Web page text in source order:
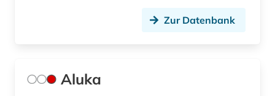
Zur Datenbank
Aluka